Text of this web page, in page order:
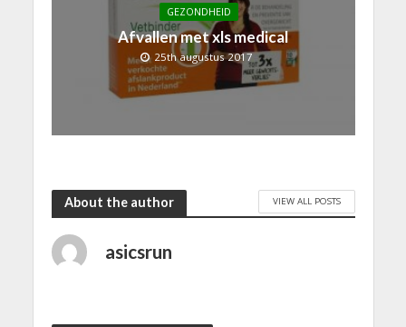
GEZONDHEID
Afvallen met xls medical
25th augustus 2017
About the author VIEW ALL POSTS
asicsrun